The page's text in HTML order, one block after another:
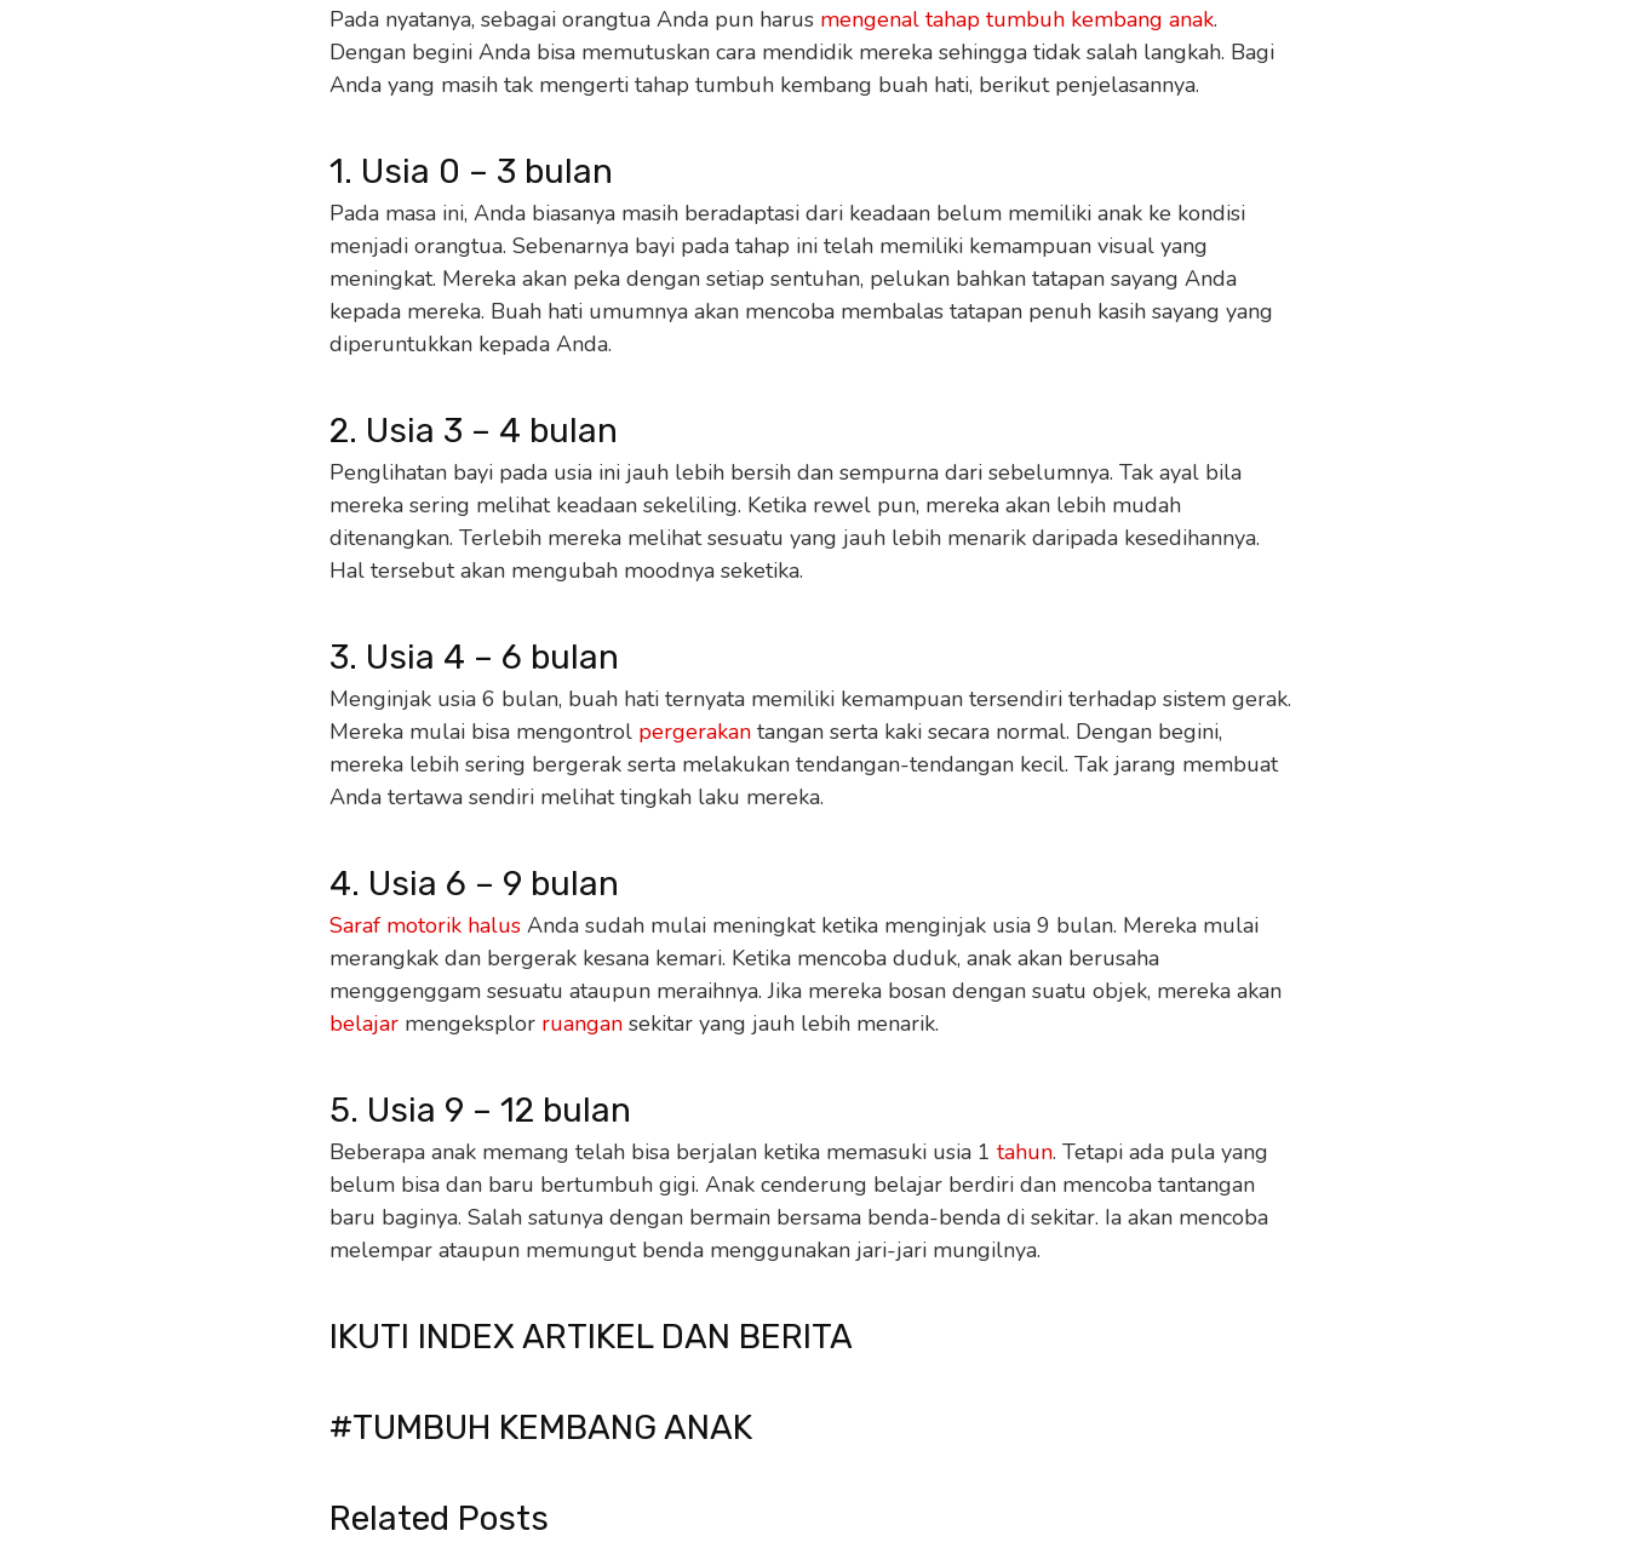
Pada nyatanya, sebagai orangtua Anda pun harus mengenal tahap tumbuh kembang anak.
Dengan begini Anda bisa memutuskan cara mendidik mereka sehingga tidak salah langkah. Bagi
Anda yang masih tak mengerti tahap tumbuh kembang buah hati, berikut penjelasannya.
1. Usia 0 – 3 bulan
Pada masa ini, Anda biasanya masih beradaptasi dari keadaan belum memiliki anak ke kondisi
menjadi orangtua. Sebenarnya bayi pada tahap ini telah memiliki kemampuan visual yang
meningkat. Mereka akan peka dengan setiap sentuhan, pelukan bahkan tatapan sayang Anda
kepada mereka. Buah hati umumnya akan mencoba membalas tatapan penuh kasih sayang yang
diperuntukkan kepada Anda.
2. Usia 3 – 4 bulan
Penglihatan bayi pada usia ini jauh lebih bersih dan sempurna dari sebelumnya. Tak ayal bila
mereka sering melihat keadaan sekeliling. Ketika rewel pun, mereka akan lebih mudah
ditenangkan. Terlebih mereka melihat sesuatu yang jauh lebih menarik daripada kesedihannya.
Hal tersebut akan mengubah moodnya seketika.
3. Usia 4 – 6 bulan
Menginjak usia 6 bulan, buah hati ternyata memiliki kemampuan tersendiri terhadap sistem gerak.
Mereka mulai bisa mengontrol pergerakan tangan serta kaki secara normal. Dengan begini,
mereka lebih sering bergerak serta melakukan tendangan-tendangan kecil. Tak jarang membuat
Anda tertawa sendiri melihat tingkah laku mereka.
4. Usia 6 – 9 bulan
Saraf motorik halus Anda sudah mulai meningkat ketika menginjak usia 9 bulan. Mereka mulai
merangkak dan bergerak kesana kemari. Ketika mencoba duduk, anak akan berusaha
menggenggam sesuatu ataupun meraihnya. Jika mereka bosan dengan suatu objek, mereka akan
belajar mengeksplor ruangan sekitar yang jauh lebih menarik.
5. Usia 9 – 12 bulan
Beberapa anak memang telah bisa berjalan ketika memasuki usia 1 tahun. Tetapi ada pula yang
belum bisa dan baru bertumbuh gigi. Anak cenderung belajar berdiri dan mencoba tantangan
baru baginya. Salah satunya dengan bermain bersama benda-benda di sekitar. Ia akan mencoba
melempar ataupun memungut benda menggunakan jari-jari mungilnya.
IKUTI INDEX ARTIKEL DAN BERITA
#TUMBUH KEMBANG ANAK
Related Posts